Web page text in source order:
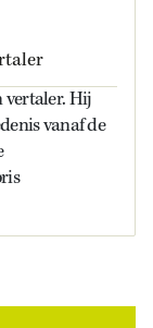
vertaler. Hij
vanaf de